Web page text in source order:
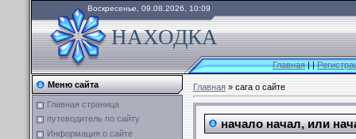
Воскресенье, 09.08.2026, 10:09
НАХОДКА
Главная||
Меню сайта
Главная страница
путеводитель по сайту
Информация о сайте
Главная»сага о сайте
начало начал, или